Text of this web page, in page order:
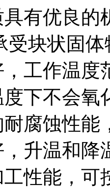
有优良
受块状固
工作温
下不会氧
腐蚀性能
升温和降
性能，